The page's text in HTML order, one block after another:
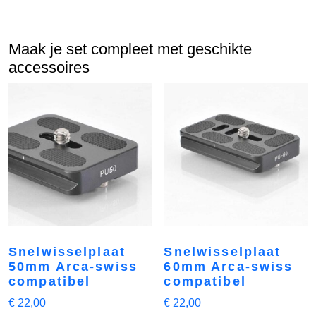
Maak je set compleet met geschikte
accessoires
Snelwisselplaat
50mm Arca-swiss
compatibel
€ 22,00
Snelwisselplaat
60mm Arca-swiss
compatibel
€ 22,00